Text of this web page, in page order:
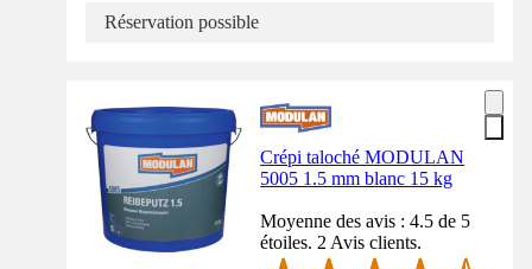
Réservation possible
Crépi taloché MODULAN
5005 1.5 mm blanc 15 kg
Moyenne des avis : 4.5 de 5
étoiles. 2 Avis clients.